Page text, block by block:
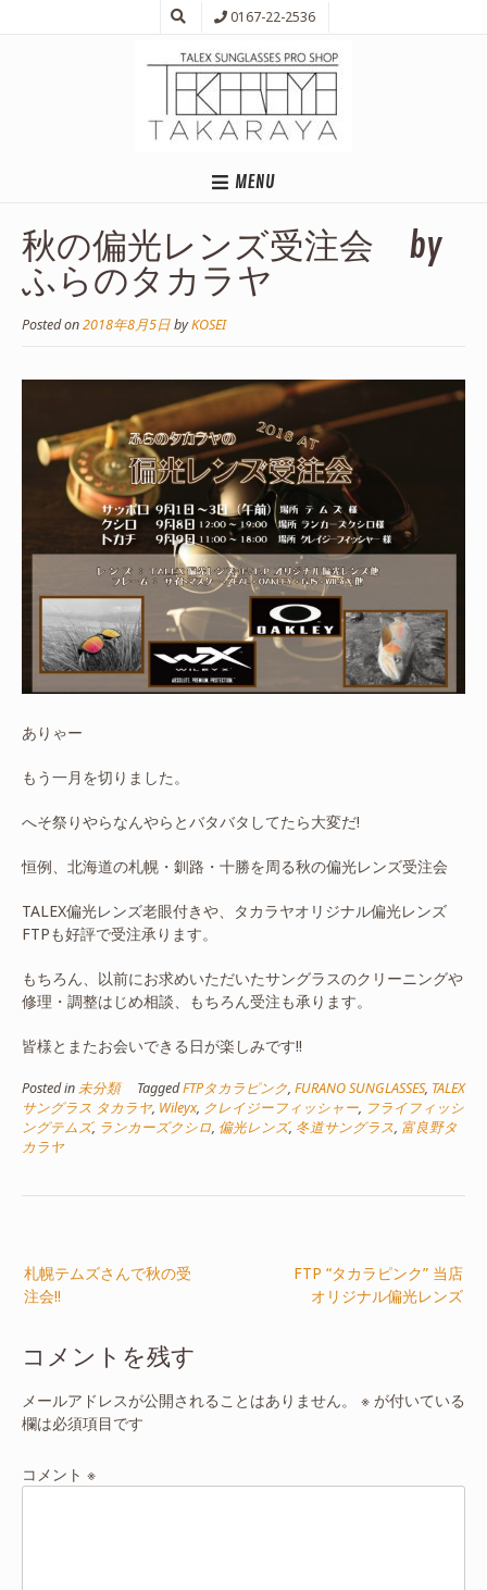
0167-22-2536
MENU
秋の偏光レンズ受注会 by
ふらのタカラヤ
Posted on2018年8月5日byKOSEI
ありゃー
もう一月を切りました。
へそ祭りやらなんやらとバタバタしてたら大変だ!
恒例、北海道の札幌・釧路・十勝を周る秋の偏光レンズ受注会
TALEX偏光レンズ老眼付きや、タカラヤオリジナル偏光レンズ
FTPも好評で受注承ります。
もちろん、以前にお求めいただいたサングラスのクリーニングや
修理・調整はじめ相談、もちろん受注も承ります。
皆様とまたお会いできる日が楽しみです!!
Posted in未分類 TaggedFTPタカラピンク, FURANO SUNGLASSES, TALEX
サングラス タカラヤ, Wileyx, クレイジーフィッシャー, フライフィッシ
ングテムズ, ランカーズクシロ, 偏光レンズ, 冬道サングラス, 富良野タ
カラヤ
稿
ナ
ビ
ゲ
ー
シ
ョ
ン
FTP “タカラピンク” 当店
オリジナル偏光レンズ
札幌テムズさんで秋の受
注会!!
コメントを残す
メールアドレスが公開されることはありません。 ※ が付いている
欄は必須項目です
コメント ※